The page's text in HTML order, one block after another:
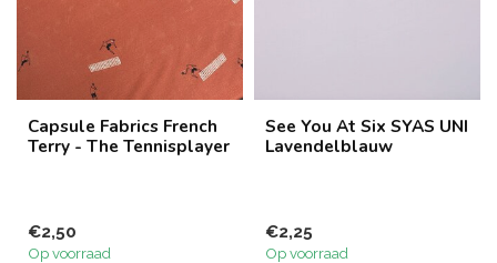
Capsule Fabrics French
Terry - The Tennisplayer
€2,50
Op voorraad
See You At Six SYAS UNI
Lavendelblauw
€2,25
Op voorraad